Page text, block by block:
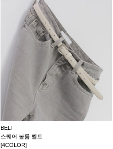
BELT
스퀘어 볼륨 벨트
[4COLOR]